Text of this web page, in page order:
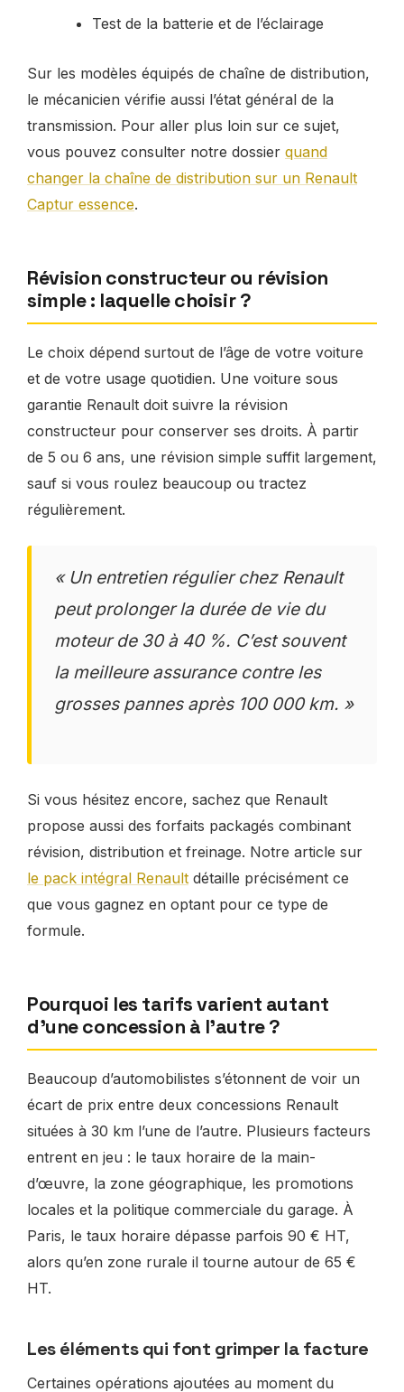
Test de la batterie et de l’éclairage
Sur les modèles équipés de chaîne de distribution,
le mécanicien vérifie aussi l’état général de la
transmission. Pour aller plus loin sur ce sujet,
vous pouvez consulter notre dossier quand
changer la chaîne de distribution sur un Renault
Captur essence.
Révision constructeur ou révision
simple : laquelle choisir ?
Le choix dépend surtout de l’âge de votre voiture
et de votre usage quotidien. Une voiture sous
garantie Renault doit suivre la révision
constructeur pour conserver ses droits. À partir
de 5 ou 6 ans, une révision simple suffit largement,
sauf si vous roulez beaucoup ou tractez
régulièrement.
« Un entretien régulier chez Renault
peut prolonger la durée de vie du
moteur de 30 à 40 %. C’est souvent
la meilleure assurance contre les
grosses pannes après 100 000 km. »
Si vous hésitez encore, sachez que Renault
propose aussi des forfaits packagés combinant
révision, distribution et freinage. Notre article sur
le pack intégral Renault détaille précisément ce
que vous gagnez en optant pour ce type de
formule.
Pourquoi les tarifs varient autant
d’une concession à l’autre ?
Beaucoup d’automobilistes s’étonnent de voir un
écart de prix entre deux concessions Renault
situées à 30 km l’une de l’autre. Plusieurs facteurs
entrent en jeu : le taux horaire de la main-
d’œuvre, la zone géographique, les promotions
locales et la politique commerciale du garage. À
Paris, le taux horaire dépasse parfois 90 € HT,
alors qu’en zone rurale il tourne autour de 65 €
HT.
Les éléments qui font grimper la facture
Certaines opérations ajoutées au moment du